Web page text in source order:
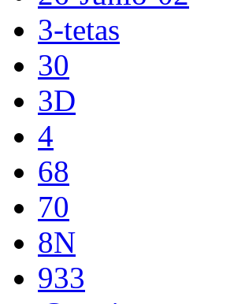
3-tetas
30
3D
4
68
70
8N
933